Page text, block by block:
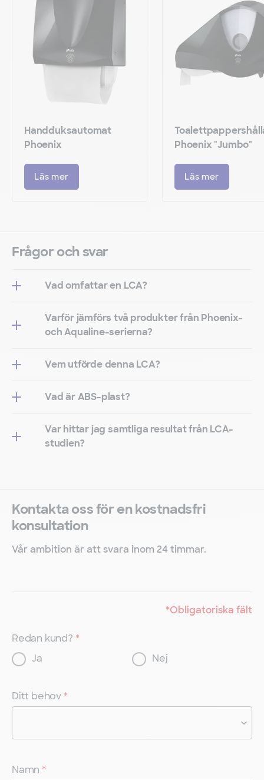
Handduksautomat
Phoenix
Läs mer
Phoenix "Jumbo"
Läs mer
Frågor och svar
Vad omfattar en LCA?
Varför jämförs två produkter från Phoenix-
och Aqualine-serierna?
Vem utförde denna LCA?
Vad är ABS-plast?
Var hittar jag samtliga resultat från LCA-
studien?
Kontakta oss för en kostnadsfri
konsultation
Vår ambition är att svara inom 24 timmar.
*Obligatoriska fält
Redan kund? *
Ja
Nej
Ditt behov *
Namn *